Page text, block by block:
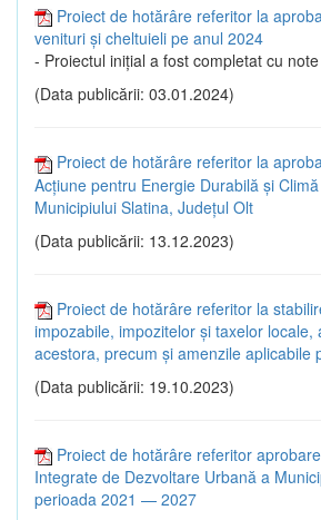
Proiect de hotărâre referitor la
venituri și cheltuieli pe anul 2024
- Proiectul inițial a fost completat cu
(Data publicării: 03.01.2024)
Proiect de hotărâre referitor la
Acțiune pentru Energie Durabilă și
Municipiului Slatina, Județul Olt
(Data publicării: 13.12.2023)
Proiect de hotărâre referitor la
impozabile, impozitelor şi taxelor locale,
acestora, precum şi amenzile aplicabile
(Data publicării: 19.10.2023)
Proiect de hotărâre referitor
Integrate de Dezvoltare Urbană a
perioada 2021 — 2027